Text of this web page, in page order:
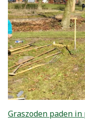
Graszoden paden